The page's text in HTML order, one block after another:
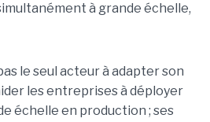
à grande échelle,
le seul acteur à adapter son
les entreprises à déployer
échelle en production ; ses